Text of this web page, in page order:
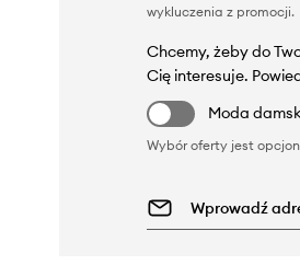
wykluczenia z promocji.
Chcemy, żeby do
Cię interesuje.
Moda
Wybór oferty jest